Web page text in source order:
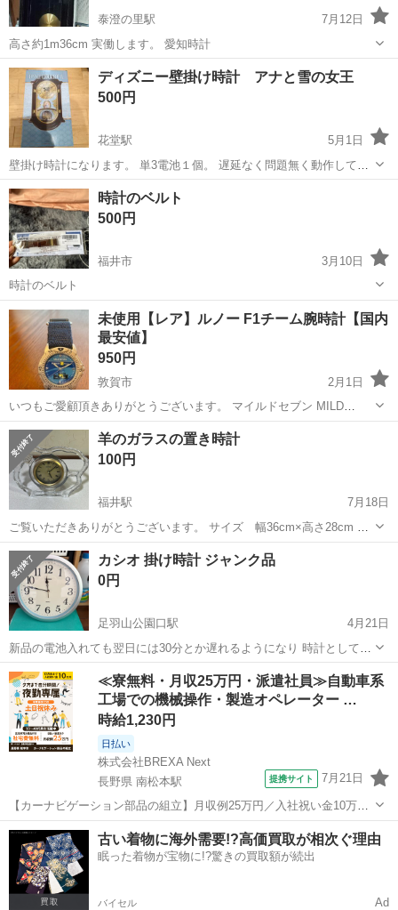
泰澄の里駅
7月12日
高さ約1m36cm 実働します。 愛知時計
福井 福井市 泰澄の里駅 時計 柱時計
ディズニー壁掛け時計 アナと雪の女王
500円
花堂駅
5月1日
壁掛け時計になります。 単3電池１個。 遅延なく問題無く動作してい
ます。 目立った傷はありませんが、中古品であることをご理解くださ
い。
福井 福井市 花堂駅 時計
時計のベルト
500円
福井市
3月10日
時計のベルト
福井 福井市 時計
未使用【レア】ルノー F1チーム腕時計【国内
最安値】
950円
敦賀市
2月1日
いつもご愛顧頂きありがとうございます。 マイルドセブン MILD
SEVEN RENAULT ルノー F1チーム腕時計（レアお品） 複数割引あり
コメントくださいませ。
福井 敦賀市 時計 ルノー
羊のガラスの置き時計
100円
福井駅
7月18日
ご覧いただきありがとうございます。 サイズ 幅36cm×高さ28cm ガ
ラスのモダンな羊の時計です。 単２電池がないため、単３で動作確認
しています。 液漏れの跡があり、電池マイナス側が激しくさびていま
す。 一応...
福井 福井市 福井駅 時計
カシオ 掛け時計 ジャンク品
0円
足羽山公園口駅
4月21日
新品の電池入れても翌日には30分とか遅れるようになり 時計として使
えなくなりました。 外側は比較的綺麗だと思いますので 時計装置？交
換などして直せる方いかがですか？
福井 福井市 足羽山公園口駅 時計 カシオ
≪寮無料・月収25万円・派遣社員≫自動車系
工場での機械操作・製造オペレーター …
時給1,230円
日払い
株式会社BREXA Next
長野県 南松本駅
提携サイト 7月21日
【カーナビゲーション部品の組立】月収例25万円／入社祝い金10万
円！／うれしい土日祝休み★年間休日125日／稼げる夜勤専属！日払い
OK！ 人気の工場のお仕事 ◇カーナビゲーション部品の組立◇ ■ 業務
内容 車載用カーナビゲ...
長野 松本市 南松本駅 その他
古い着物に海外需要!?高価買取が相次ぐ理由
眠った着物が宝物に!?驚きの買取額が続出
バイセル Ad